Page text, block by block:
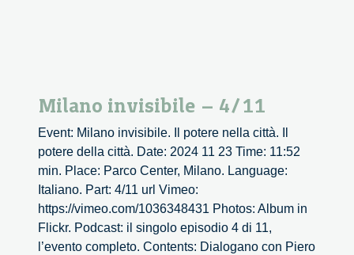
Milano invisibile – 4/11
Event: Milano invisibile. Il potere nella città. Il
potere della città. Date: 2024 11 23 Time: 11:52
min. Place: Parco Center, Milano. Language:
Italiano. Part: 4/11 url Vimeo:
https://vimeo.com/1036348431 Photos: Album in
Flickr. Podcast: il singolo episodio 4 di 11,
l’evento completo. Contents: Dialogano con Piero